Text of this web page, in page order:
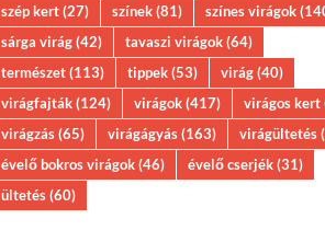
szép kert(27) színek(81) színes virágok
sárga virág(42) tavaszi virágok(64)
természet(113) tippek(53) virág(40)
virágfajták(124) virágok(417) virágos kert
virágzás(65) virágágyás(163) virágültetés
évelő bokros virágok(46) évelő cserjék(31)
ültetés(60)